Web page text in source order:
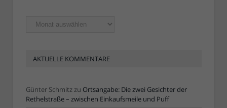
Ältere
Artikel
AKTUELLE KOMMENTARE
Günter Schmitzzu Ortsangabe: Die zwei Gesichter der
Rethelstraße – zwischen Einkaufsmeile und Puff